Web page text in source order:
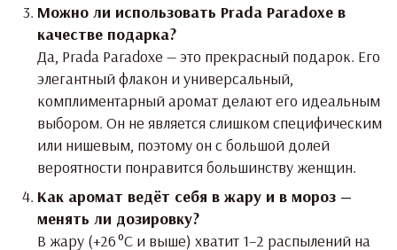
Можно ли использовать Prada Paradoxe в
качестве подарка?
Да, Prada Paradoxe — это прекрасный подарок. Его
элегантный флакон и универсальный,
комплиментарный аромат делают его идеальным
выбором. Он не является слишком специфическим
или нишевым, поэтому он с большой долей
вероятности понравится большинству женщин.
Как аромат ведёт себя в жару и в мороз —
менять ли дозировку?
В жару (+26 °C и выше) хватит 1–2 распылений на